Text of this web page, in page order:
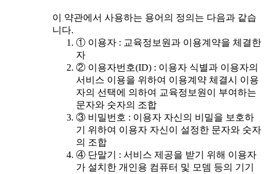
이 약관에서 사용하는 용어의 정의는 다음과 같습
니다.
① 이용자 : 교육정보원과 이용계약을 체결한
자
② 이용자번호(ID) : 이용자 식별과 이용자의
서비스 이용을 위하여 이용계약 체결시 이용
자의 선택에 의하여 교육정보원이 부여하는
문자와 숫자의 조합
③ 비밀번호 : 이용자 자신의 비밀을 보호하
기 위하여 이용자 자신이 설정한 문자와 숫자
의 조합
④ 단말기 : 서비스 제공을 받기 위해 이용자
가 설치한 개인용 컴퓨터 및 모뎀 등의 기기